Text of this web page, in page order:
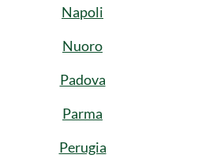
Napoli
Nuoro
Padova
Parma
Perugia